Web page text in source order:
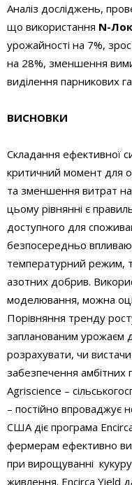
Аналіз досліджень,
що використання N-
урожайності на 7%,
на 28%, зменшення
виділення парникових
ВИСНОВКИ
Складання ефективної
критичний момент для
та зменшення витрат
цьому рівнянні є
доступного для
безпосередньо
температурний режим,
азотних добрив.
моделювання, можна
Порівняння тренду
запланованим урожаєм
розрахувати, чи
забезпечення амбітних
Agriscience –
– постійно впроваджує
США діє програма
фермерам ефективно
при вирощуванні
живлення. Encirca Yield